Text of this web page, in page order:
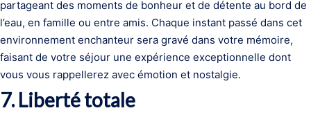
partageant des moments de bonheur et de détente au bord de
l’eau, en famille ou entre amis. Chaque instant passé dans cet
environnement enchanteur sera gravé dans votre mémoire,
faisant de votre séjour une expérience exceptionnelle dont
vous vous rappellerez avec émotion et nostalgie.
7. Liberté totale